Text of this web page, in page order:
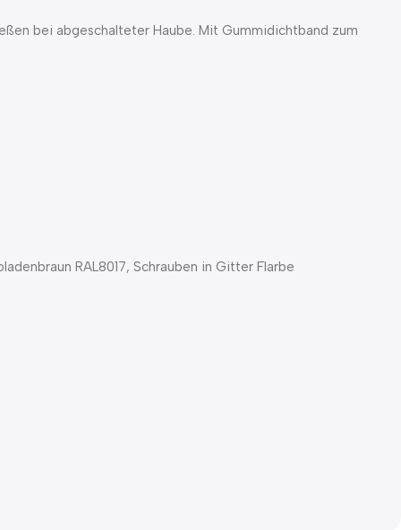
bei abgeschalteter Haube. Mit Gummidichtband zum
RAL8017, Schrauben in Gitter Flarbe